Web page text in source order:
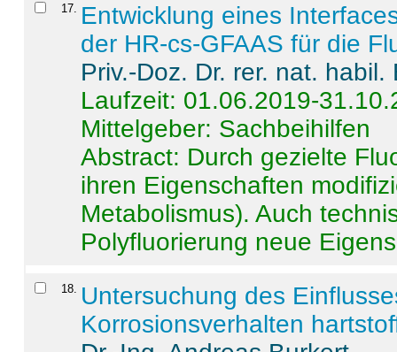
17
Entwicklung eines
der HR-cs-GFAAS für die
Priv.-Doz. Dr. rer. nat.
Laufzeit: 01.06.2019-
Mittelgeber: Sachbeihilfen
Abstract: Durch gezielte
ihren Eigenschaften
Metabolismus). Auch
Polyfluorierung neue
18
Untersuchung des
Korrosionsverhalten